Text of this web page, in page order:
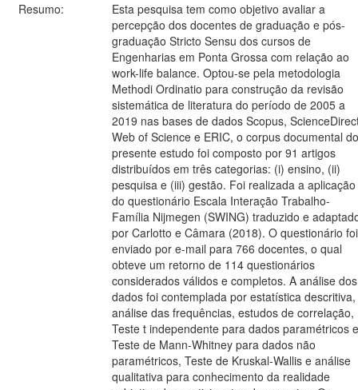
Resumo:
Esta pesquisa tem como objetivo avaliar a
percepção dos docentes de graduação e pós-
graduação Stricto Sensu dos cursos de
Engenharias em Ponta Grossa com relação ao
work-life balance. Optou-se pela metodologia
Methodi Ordinatio para construção da revisão
sistemática de literatura do período de 2005 a
2019 nas bases de dados Scopus,
Web of Science e ERIC, o corpus documental do
presente estudo foi composto por 91 artigos
distribuídos em três categorias: (i) ensino, (ii)
pesquisa e (iii) gestão. Foi realizada a aplicação
do questionário Escala Interação Trabalho-
Família Nijmegen (SWING) traduzido e
por Carlotto e Câmara (2018). O questionário foi
enviado por e-mail para 766 docentes, o qual
obteve um retorno de 114 questionários
considerados válidos e completos. A análise dos
dados foi contemplada por estatística descritiva,
análise das frequências, estudos de correlação,
Teste t independente para dados paramétricos e
Teste de Mann-Whitney para dados não
paramétricos, Teste de Kruskal-Wallis e análise
qualitativa para conhecimento da realidade